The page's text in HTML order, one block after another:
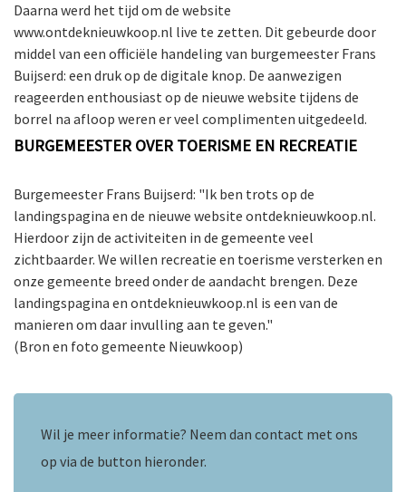
Daarna werd het tijd om de website
www.ontdeknieuwkoop.nl live te zetten. Dit gebeurde door
middel van een officiële handeling van burgemeester Frans
Buijserd: een druk op de digitale knop. De aanwezigen
reageerden enthousiast op de nieuwe website tijdens de
borrel na afloop weren er veel complimenten uitgedeeld.
BURGEMEESTER OVER TOERISME EN RECREATIE
Burgemeester Frans Buijserd: "Ik ben trots op de
landingspagina en de nieuwe website ontdeknieuwkoop.nl.
Hierdoor zijn de activiteiten in de gemeente veel
zichtbaarder. We willen recreatie en toerisme versterken en
onze gemeente breed onder de aandacht brengen. Deze
landingspagina en ontdeknieuwkoop.nl is een van de
manieren om daar invulling aan te geven."
(Bron en foto gemeente Nieuwkoop)
Wil je meer informatie? Neem dan contact met ons
op via de button hieronder.